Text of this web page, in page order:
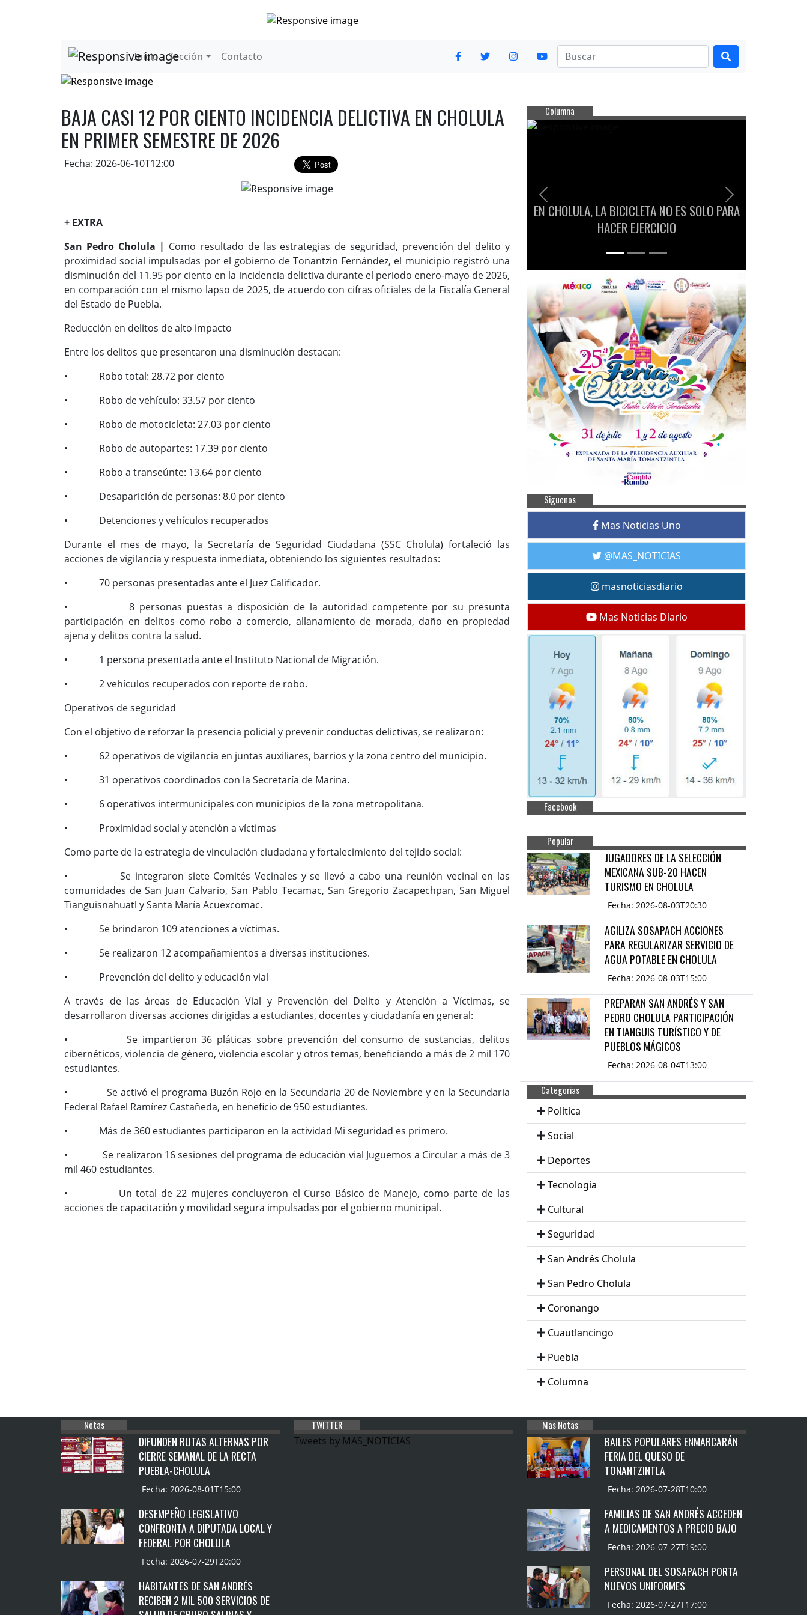
Inicio Sección Contacto
BAJA CASI 12 POR CIENTO INCIDENCIA DELICTIVA EN CHOLULA
EN PRIMER SEMESTRE DE 2026
Fecha: 2026-06-10T12:00
+ EXTRA
San Pedro Cholula | Como resultado de las estrategias de seguridad, prevención del delito y
proximidad social impulsadas por el gobierno de Tonantzin Fernández, el municipio registró una
disminución del 11.95 por ciento en la incidencia delictiva durante el periodo enero-mayo de 2026,
en comparación con el mismo lapso de 2025, de acuerdo con cifras oficiales de la Fiscalía General
del Estado de Puebla.
Reducción en delitos de alto impacto
Entre los delitos que presentaron una disminución destacan:
• Robo total: 28.72 por ciento
• Robo de vehículo: 33.57 por ciento
• Robo de motocicleta: 27.03 por ciento
• Robo de autopartes: 17.39 por ciento
• Robo a transeúnte: 13.64 por ciento
• Desaparición de personas: 8.0 por ciento
• Detenciones y vehículos recuperados
Durante el mes de mayo, la Secretaría de Seguridad Ciudadana (SSC Cholula) fortaleció las
acciones de vigilancia y respuesta inmediata, obteniendo los siguientes resultados:
• 70 personas presentadas ante el Juez Calificador.
• 8 personas puestas a disposición de la autoridad competente por su presunta
participación en delitos como robo a comercio, allanamiento de morada, daño en propiedad
ajena y delitos contra la salud.
• 1 persona presentada ante el Instituto Nacional de Migración.
• 2 vehículos recuperados con reporte de robo.
Operativos de seguridad
Con el objetivo de reforzar la presencia policial y prevenir conductas delictivas, se realizaron:
• 62 operativos de vigilancia en juntas auxiliares, barrios y la zona centro del municipio.
• 31 operativos coordinados con la Secretaría de Marina.
• 6 operativos intermunicipales con municipios de la zona metropolitana.
• Proximidad social y atención a víctimas
Como parte de la estrategia de vinculación ciudadana y fortalecimiento del tejido social:
• Se integraron siete Comités Vecinales y se llevó a cabo una reunión vecinal en las
comunidades de San Juan Calvario, San Pablo Tecamac, San Gregorio Zacapechpan, San Miguel
Tianguisnahuatl y Santa María Acuexcomac.
• Se brindaron 109 atenciones a víctimas.
• Se realizaron 12 acompañamientos a diversas instituciones.
• Prevención del delito y educación vial
A través de las áreas de Educación Vial y Prevención del Delito y Atención a Víctimas, se
desarrollaron diversas acciones dirigidas a estudiantes, docentes y ciudadanía en general:
• Se impartieron 36 pláticas sobre prevención del consumo de sustancias, delitos
cibernéticos, violencia de género, violencia escolar y otros temas, beneficiando a más de 2 mil 170
estudiantes.
• Se activó el programa Buzón Rojo en la Secundaria 20 de Noviembre y en la Secundaria
Federal Rafael Ramírez Castañeda, en beneficio de 950 estudiantes.
• Más de 360 estudiantes participaron en la actividad Mi seguridad es primero.
• Se realizaron 16 sesiones del programa de educación vial Juguemos a Circular a más de 3
mil 460 estudiantes.
• Un total de 22 mujeres concluyeron el Curso Básico de Manejo, como parte de las
acciones de capacitación y movilidad segura impulsadas por el gobierno municipal.
Columna
EN CHOLULA, LA BICICLETA NO ES SOLO PARA
HACER EJERCICIO
Previous Next
Siguenos
Mas Noticias Uno
@MAS_NOTICIAS
masnoticiasdiario
Mas Noticias Diario
Facebook
Popular
JUGADORES DE LA SELECCIÓN
MEXICANA SUB-20 HACEN
TURISMO EN CHOLULA
Fecha: 2026-08-03T20:30
AGILIZA SOSAPACH ACCIONES
PARA REGULARIZAR SERVICIO DE
AGUA POTABLE EN CHOLULA
Fecha: 2026-08-03T15:00
PREPARAN SAN ANDRÉS Y SAN
PEDRO CHOLULA PARTICIPACIÓN
EN TIANGUIS TURÍSTICO Y DE
PUEBLOS MÁGICOS
Fecha: 2026-08-04T13:00
Categorias
Politica
Social
Deportes
Tecnologia
Cultural
Seguridad
San Andrés Cholula
San Pedro Cholula
Coronango
Cuautlancingo
Puebla
Columna
Notas
DIFUNDEN RUTAS ALTERNAS POR
CIERRE SEMANAL DE LA RECTA
PUEBLA-CHOLULA
Fecha: 2026-08-01T15:00
DESEMPEÑO LEGISLATIVO
CONFRONTA A DIPUTADA LOCAL Y
FEDERAL POR CHOLULA
Fecha: 2026-07-29T20:00
HABITANTES DE SAN ANDRÉS
RECIBEN 2 MIL 500 SERVICIOS DE
TWITTER
Tweets by MAS_NOTICIAS
Mas Notas
BAILES POPULARES ENMARCARÁN
FERIA DEL QUESO DE
TONANTZINTLA
Fecha: 2026-07-28T10:00
FAMILIAS DE SAN ANDRÉS ACCEDEN
A MEDICAMENTOS A PRECIO BAJO
Fecha: 2026-07-27T19:00
PERSONAL DEL SOSAPACH PORTA
NUEVOS UNIFORMES
Fecha: 2026-07-27T17:00